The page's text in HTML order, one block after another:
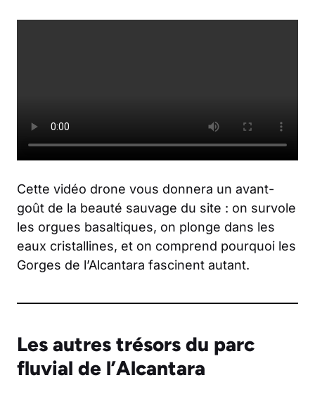
Cette vidéo drone vous donnera un avant-
goût de la beauté sauvage du site : on survole
les orgues basaltiques, on plonge dans les
eaux cristallines, et on comprend pourquoi les
Gorges de l’Alcantara fascinent autant.
Les autres trésors du parc
fluvial de l’Alcantara